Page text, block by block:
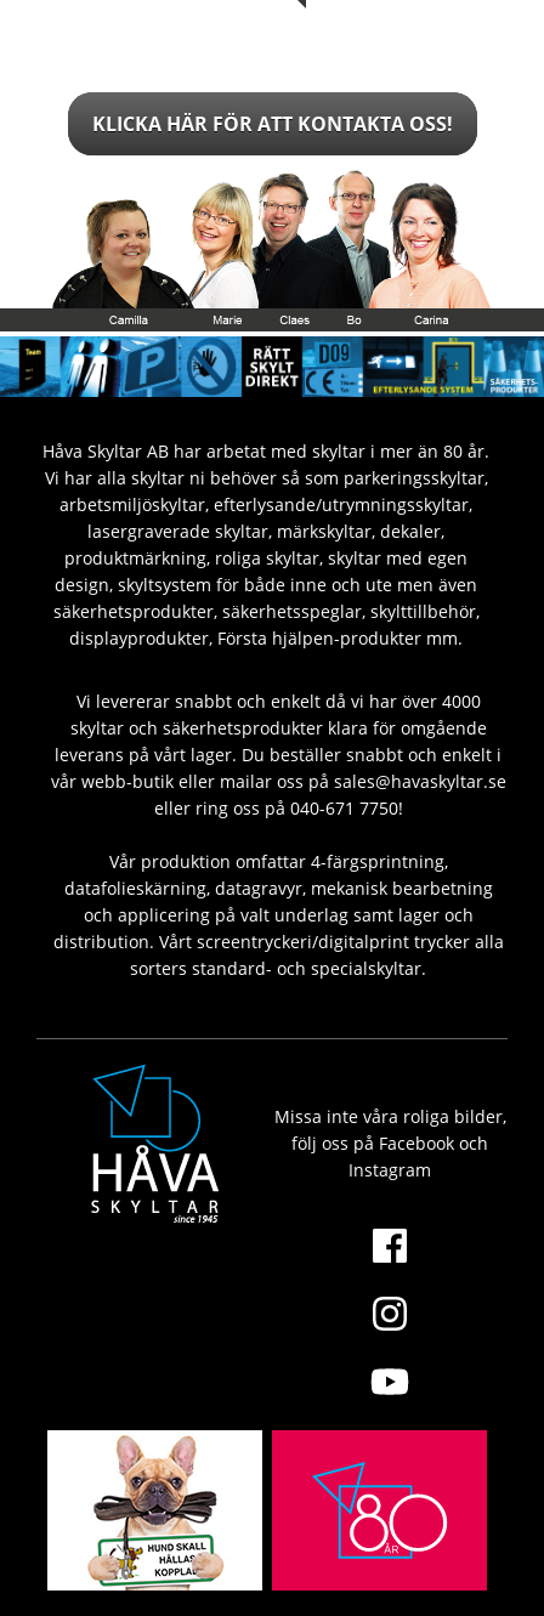
KLICKA HÄR FÖR ATT KONTAKTA OSS!
Håva Skyltar AB har arbetat med skyltar i mer än 80 år.
Vi har alla skyltar ni behöver så som parkeringsskyltar,
arbetsmiljöskyltar, efterlysande/utrymningsskyltar,
lasergraverade skyltar, märkskyltar, dekaler,
produktmärkning, roliga skyltar, skyltar med egen
design, skyltsystem för både inne och ute men även
säkerhetsprodukter, säkerhetsspeglar, skylttillbehör,
displayprodukter, Första hjälpen-produkter mm.
Vi levererar snabbt och enkelt då vi har över 4000
skyltar och säkerhetsprodukter klara för omgående
leverans på vårt lager. Du beställer snabbt och enkelt i
vår webb-butik eller mailar oss på sales@havaskyltar.se
eller ring oss på 040-671 7750!
Vår produktion omfattar 4-färgsprintning,
datafolieskärning, datagravyr, mekanisk bearbetning
och applicering på valt underlag samt lager och
distribution. Vårt screentryckeri/digitalprint trycker alla
sorters standard- och specialskyltar.
Missa inte våra roliga bilder,
följ oss på Facebook och
Instagram